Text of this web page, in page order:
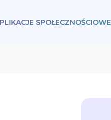
SPOŁECZNOŚCIOWE